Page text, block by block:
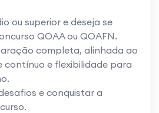
ou superior e deseja se
QOAA ou QOAFN.
completa, alinhada ao
contínuo e flexibilidade para
e conquistar a